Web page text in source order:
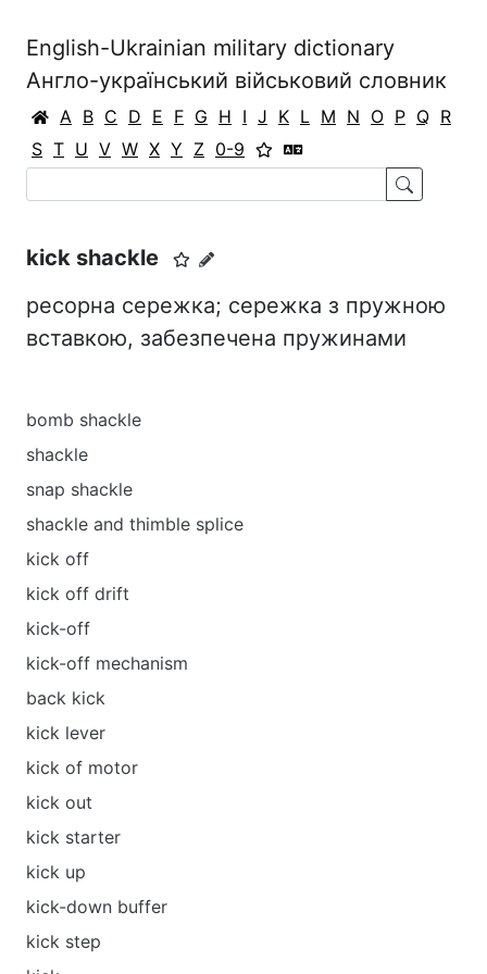
English-Ukrainian military dictionary
Англо-український військовий словник
A B C D E F G H I J K L M N O P Q R
S T U V W X Y Z 0-9
kick shackle
ресорна сережка; сережка з пружною
вставкою, забезпечена пружинами
bomb shackle
shackle
snap shackle
shackle and thimble splice
kick off
kick off drift
kick-off
kick-off mechanism
back kick
kick lever
kick of motor
kick out
kick starter
kick up
kick-down buffer
kick step